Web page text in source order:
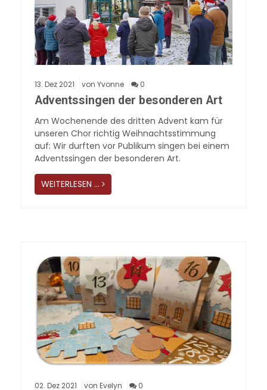
13. Dez 2021 von Yvonne 0
Adventssingen der besonderen Art
Am Wochenende des dritten Advent kam für
unseren Chor richtig Weihnachtsstimmung
auf: Wir durften vor Publikum singen bei einem
Adventssingen der besonderen Art.
WEITERLESEN …
02. Dez 2021 von Evelyn 0